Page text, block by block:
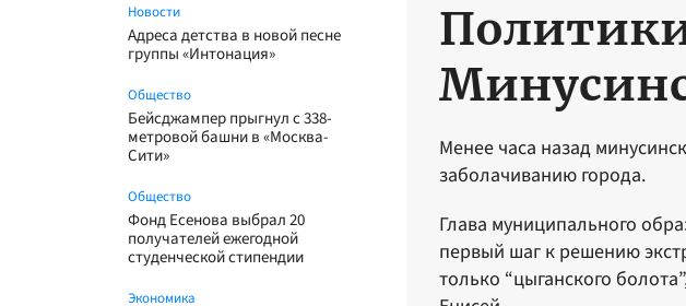
Новости
Адреса детства в новой песне
группы «Интонация»
Общество
Бейсджампер прыгнул с 338-
метровой башни в «Москва-
Сити»
Общество
Фонд Есенова выбрал 20
получателей ежегодной
студенческой стипендии
Экономика
Менее часа назад
заболачиванию города.
Глава муниципального
первый шаг к решению
только “цыганского